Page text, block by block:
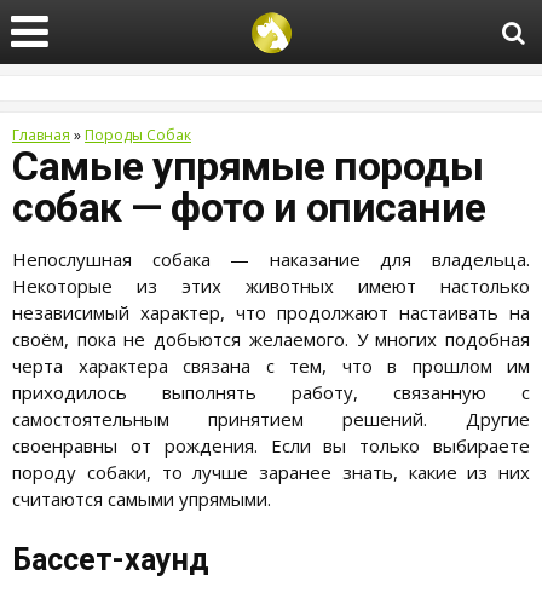
Главная »Породы Собак
Самые упрямые породы
собак — фото и описание
Непослушная собака — наказание для владельца.
Некоторые из этих животных имеют настолько
независимый характер, что продолжают настаивать на
своём, пока не добьются желаемого. У многих подобная
черта характера связана с тем, что в прошлом им
приходилось выполнять работу, связанную с
самостоятельным принятием решений. Другие
своенравны от рождения. Если вы только выбираете
породу собаки, то лучше заранее знать, какие из них
считаются самыми упрямыми.
Бассет-хаунд